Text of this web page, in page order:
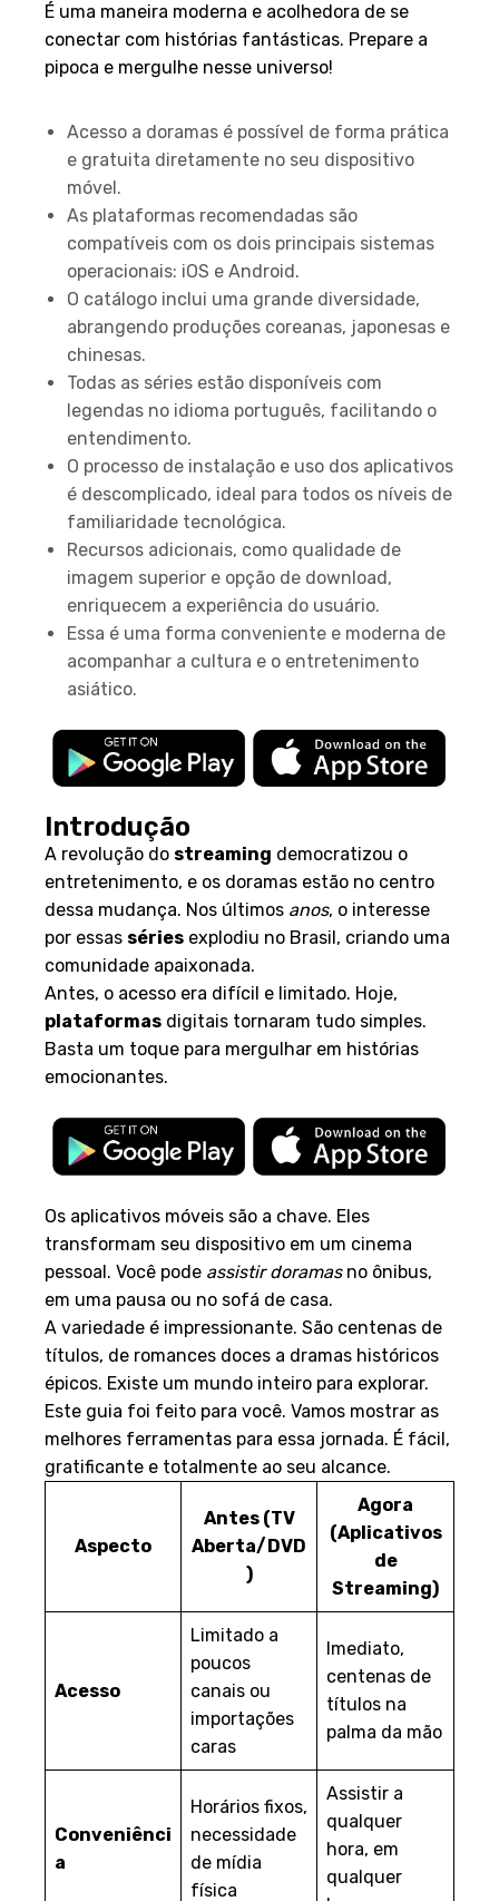
É uma maneira moderna e acolhedora de se
conectar com histórias fantásticas. Prepare a
pipoca e mergulhe nesse universo!
Acesso a doramas é possível de forma prática
e gratuita diretamente no seu dispositivo
móvel.
As plataformas recomendadas são
compatíveis com os dois principais sistemas
operacionais: iOS e Android.
O catálogo inclui uma grande diversidade,
abrangendo produções coreanas, japonesas e
chinesas.
Todas as séries estão disponíveis com
legendas no idioma português, facilitando o
entendimento.
O processo de instalação e uso dos aplicativos
é descomplicado, ideal para todos os níveis de
familiaridade tecnológica.
Recursos adicionais, como qualidade de
imagem superior e opção de download,
enriquecem a experiência do usuário.
Essa é uma forma conveniente e moderna de
acompanhar a cultura e o entretenimento
asiático.
Introdução
A revolução do streaming democratizou o
entretenimento, e os doramas estão no centro
dessa mudança. Nos últimos anos, o interesse
por essas séries explodiu no Brasil, criando uma
comunidade apaixonada.
Antes, o acesso era difícil e limitado. Hoje,
plataformas digitais tornaram tudo simples.
Basta um toque para mergulhar em histórias
emocionantes.
Os aplicativos móveis são a chave. Eles
transformam seu dispositivo em um cinema
pessoal. Você pode assistir doramasno ônibus,
em uma pausa ou no sofá de casa.
A variedade é impressionante. São centenas de
títulos, de romances doces a dramas históricos
épicos. Existe um mundo inteiro para explorar.
Este guia foi feito para você. Vamos mostrar as
melhores ferramentas para essa jornada. É fácil,
gratificante e totalmente ao seu alcance.
Aspecto
Antes (TV
Aberta/DVD
)
Agora
(Aplicativos
de
Streaming)
Acesso
Limitado a
poucos
canais ou
importações
caras
Imediato,
centenas de
títulos na
palma da mão
Conveniênci
a
Horários fixos,
necessidade
de mídia
física
Assistir a
qualquer
hora, em
qualquer